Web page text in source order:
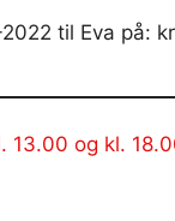
til Eva på:
13.00 og kl.